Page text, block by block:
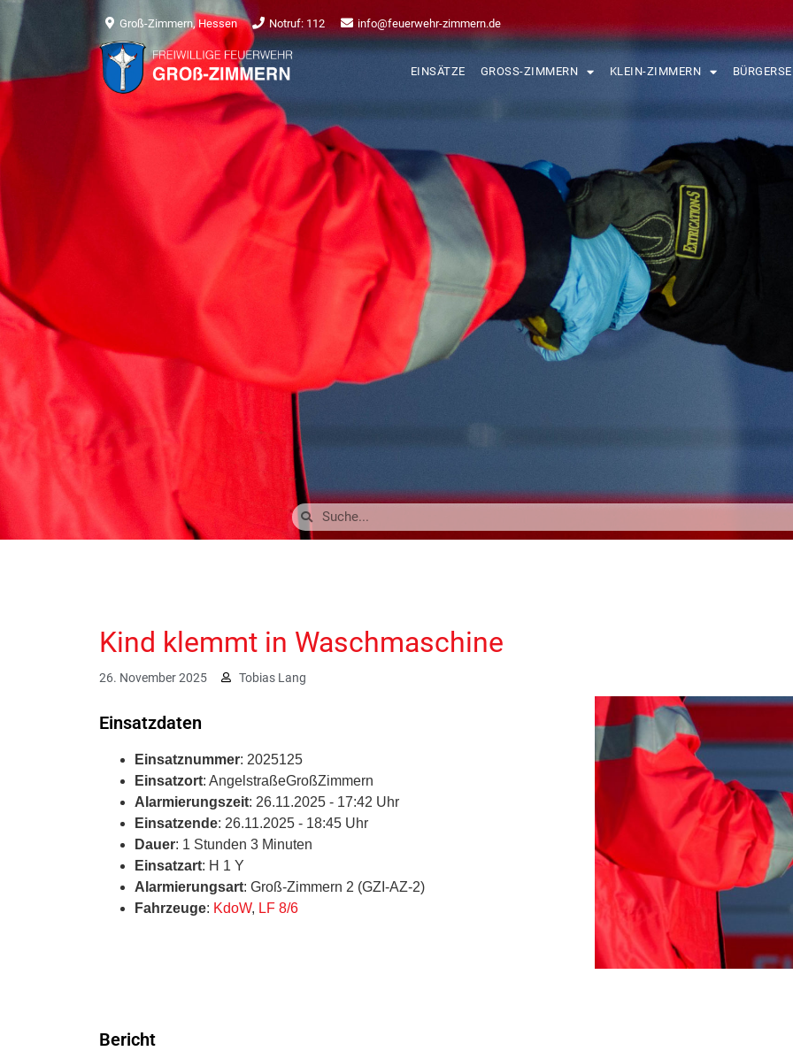
Groß-Zimmern, Hessen Notruf: 112 info@feuerwehr-zimmern.de
EINSÄTZE GROSS-ZIMMERN KLEIN-ZIMMERN
Kind klemmt in Waschmaschine
26. November 2025 Tobias Lang
Einsatzdaten
Einsatznummer: 2025125
Einsatzort: AngelstraßeGroßZimmern
Alarmierungszeit: 26.11.2025 - 17:42 Uhr
Einsatzende: 26.11.2025 - 18:45 Uhr
Dauer: 1 Stunden 3 Minuten
Einsatzart: H 1 Y
Alarmierungsart: Groß-Zimmern 2 (GZI-AZ-2)
Fahrzeuge: KdoW, LF 8/6
Bericht